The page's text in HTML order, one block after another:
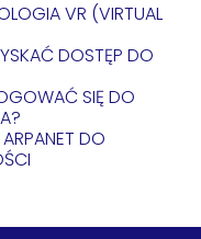
VR (VIRTUAL
DOSTĘP DO
SIĘ DO
DO